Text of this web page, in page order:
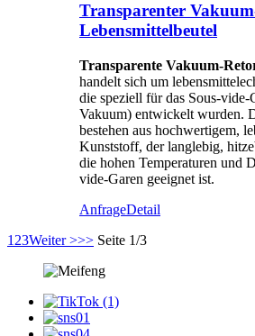
Transparenter
Lebensmittelbeutel
Transparente Vakuum-
handelt sich um
die speziell für das Sous-vide-
Vakuum) entwickelt wurden.
bestehen aus hochwertigem,
Kunststoff, der langlebig,
die hohen Temperaturen und
vide-Garen geeignet ist.
AnfrageDetail
1 23Weiter >>> Seite 1/3